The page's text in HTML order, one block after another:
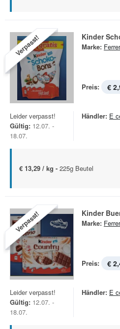
Verpasst! Kinder
Marke:
Preis: €
Leider verpasst!
Gültig: 12.07. -
18.07.
Händler: E
€ 13,29 / kg - 225g Beutel
Verpasst! Kinder
Marke:
Preis: €
Leider verpasst!
Gültig: 12.07. -
18.07.
Händler: E